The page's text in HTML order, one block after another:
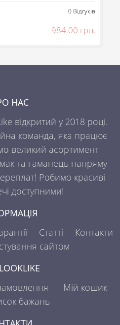
0 Відгуків
984.00 грн.
НАС
відкритий у 2018 році.
команда, яка працює
великий асортимент
та гаманець напряму
Робимо красиві
доступними!
Статті
Контакти
сайтом
Мій кошик
бажань